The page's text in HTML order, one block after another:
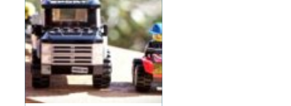
og underholdning. I
denne artikel vil vi d...